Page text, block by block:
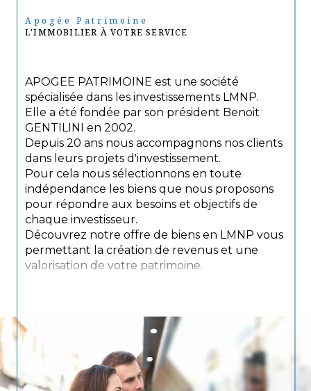
Apogée Patrimoine
L'IMMOBILIER À VOTRE SERVICE
APOGEE PATRIMOINE est une société
spécialisée dans les investissements LMNP.
Elle a été fondée par son président Benoit
GENTILINI en 2002.
Depuis 20 ans nous accompagnons nos clients
dans leurs projets d'investissement.
Pour cela nous sélectionnons en toute
indépendance les biens que nous proposons
pour répondre aux besoins et objectifs de
chaque investisseur.
Découvrez notre offre de biens en LMNP vous
permettant la création de revenus et une
valorisation de votre patrimoine.